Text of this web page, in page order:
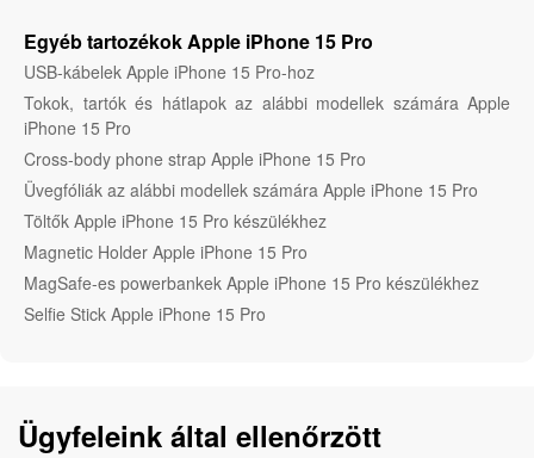
Egyéb tartozékok Apple iPhone 15 Pro
USB-kábelek Apple iPhone 15 Pro-hoz
Tokok, tartók és hátlapok az alábbi modellek számára Apple
iPhone 15 Pro
Cross-body phone strap Apple iPhone 15 Pro
Üvegfóliák az alábbi modellek számára Apple iPhone 15 Pro
Töltők Apple iPhone 15 Pro készülékhez
Magnetic Holder Apple iPhone 15 Pro
MagSafe-es powerbankek Apple iPhone 15 Pro készülékhez
Selfie Stick Apple iPhone 15 Pro
Ügyfeleink által ellenőrzött